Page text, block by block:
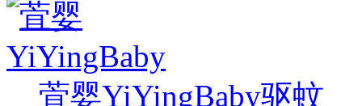
萓婴YiYingBaby驱蚊